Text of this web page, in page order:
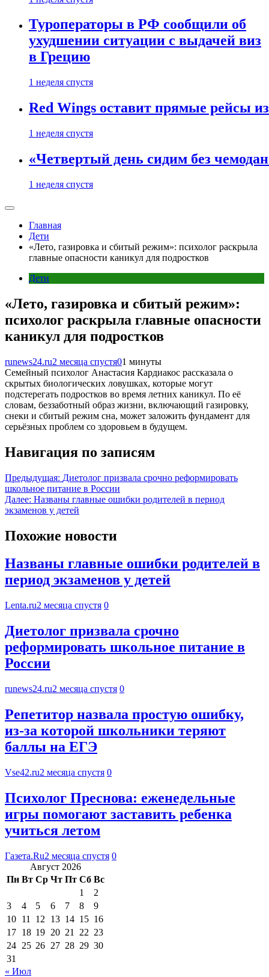
Туроператоры в РФ сообщили об
ухудшении ситуации с выдачей виз
в Грецию
1 неделя спустя
Red Wings оставит прямые рейсы
1 неделя спустя
«Четвертый день сидим без
1 неделя спустя
Главная
Дети
«Лето, газировка и сбитый режим»: психолог раскрыла
главные опасности каникул для подростков
Дети
«Лето, газировка и сбитый режим»:
психолог раскрыла главные опасности
каникул для подростков
runews24.ru2 месяца спустя01 минуты
Семейный психолог Анастасия Кардиакос рассказала о
скрытых биологических ловушках, которые могут
подстерегать подростков во время летних каникул. По её
словам, беззаботный образ жизни, включающий газировку,
снеки и сбитый режим сна, может заложить фундамент для
серьёзных проблем со здоровьем в будущем.
Навигация по записям
Предыдущая: Диетолог призвала срочно реформировать
школьное питание в России
Далее: Названы главные ошибки родителей в период
экзаменов у детей
Похожие новости
Названы главные ошибки родителей в
период экзаменов у детей
Lenta.ru2 месяца спустя 0
Диетолог призвала срочно
реформировать школьное питание в
России
runews24.ru2 месяца спустя 0
Репетитор назвала простую ошибку,
из-за которой школьники теряют
баллы на ЕГЭ
Vse42.ru2 месяца спустя 0
Психолог Преснова: еженедельные
игры помогают заставить ребенка
учиться летом
Газета.Ru2 месяца спустя 0
Август 2026
Пн Вт Ср Чт Пт Сб Вс
1
2
3
4 5 6 7 8
9
10 11 12 13 14 15 16
17 18 19 20 21 22 23
24 25 26 27 28 29 30
31
« Июл